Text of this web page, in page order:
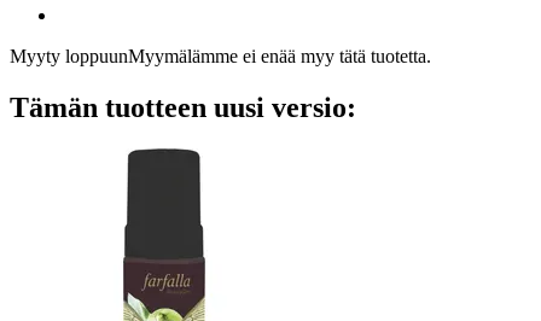
Myyty loppuunMyymälämme ei enää myy tätä tuotetta.
Tämän tuotteen uusi versio: